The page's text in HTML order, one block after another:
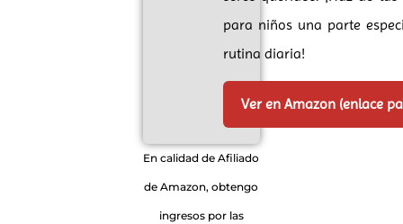
para niños una parte
rutina diaria!
Ver en Amazon (enlace
En calidad de Afiliado
de Amazon, obtengo
ingresos por las